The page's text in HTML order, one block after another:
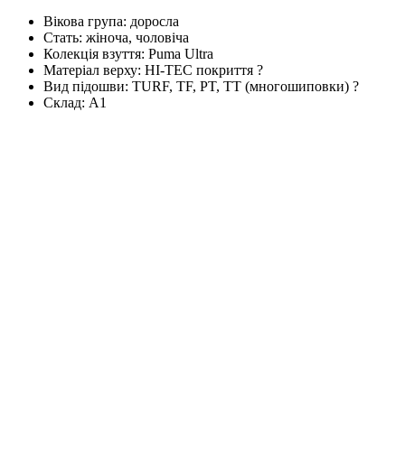
Вікова група: доросла
Стать: жіноча, чоловіча
Колекція взуття: Puma Ultra
Матеріал верху: HI-TEC покриття ?
Вид підошви: TURF, TF, PT, TT (многошиповки) ?
Склад: А1